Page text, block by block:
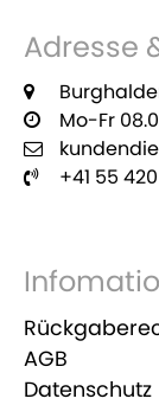
Sie Ihre
Adresse
Mo-Fr
+41 55
AGB
Datenschutz